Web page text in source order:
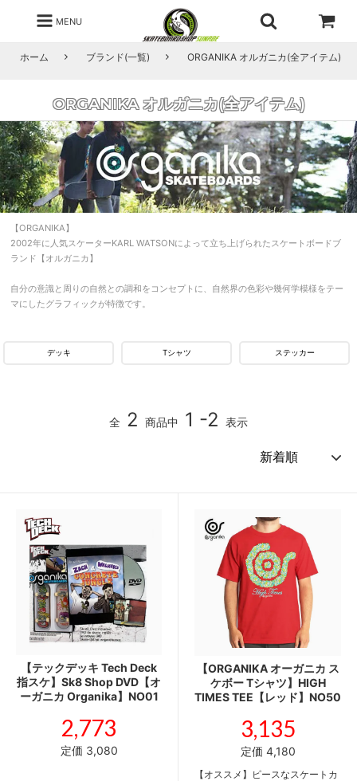
MENU
ホーム ブランド(一覧) ORGANIKA オルガニカ(全アイテム)
ORGANIKA オルガニカ(全アイテム)
【ORGANIKA】
2002年に人気スケーターKARL WATSONによって立ち上げられたスケートボードブ
ランド【オルガニカ】
自分の意識と周りの自然との調和をコンセプトに、自然界の色彩や幾何学模様をテー
マにしたグラフィックが特徴です。
デッキ Tシャツ ステッカー
全 2 商品中 1 -2 表示
【テックデッキ Tech Deck
指スケ】Sk8 Shop DVD【オ
ーガニカ Organika】NO01
2,773
定価 3,080
【ORGANIKA オーガニカ ス
ケボー Tシャツ】HIGH
TIMES TEE【レッド】NO50
3,135
定価 4,180
【オススメ】ピースなスケートカ